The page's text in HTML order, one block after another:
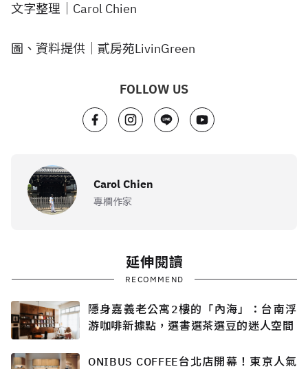
文字整理｜Carol Chien
圖、資料提供｜貳房苑LivinGreen
FOLLOW US
Carol Chien
專欄作家
延伸閱讀
RECOMMEND
隱身嘉義老公寓2樓的「內海」：台南浮
游咖啡新據點，選書選茶選豆的迷人空間
ONIBUS COFFEE台北店開幕！東京人氣